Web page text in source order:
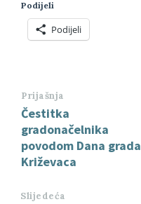
Podijeli
Podijeli
Prijašnja
Čestitka
gradonačelnika
povodom Dana grada
Križevaca
Slijedeća